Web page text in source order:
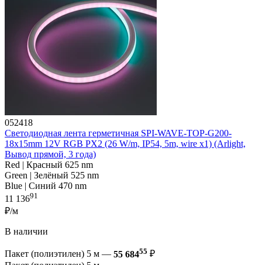
052418
Светодиодная лента герметичная SPI-WAVE-TOP-G200-
18x15mm 12V RGB PX2 (26 W/m, IP54, 5m, wire x1) (Arlight,
Вывод прямой, 3 года)
Red | Красный 625 nm
Green | Зелёный 525 nm
Blue | Синий 470 nm
11 13691
₽/м
В наличии
Пакет (полиэтилен) 5 м — 55 68455 ₽